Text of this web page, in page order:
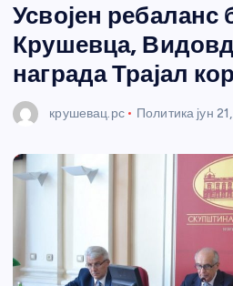
и
Усвојен ребаланс
Крушевца,
награда Трајал
крушевац.рс Политика јун